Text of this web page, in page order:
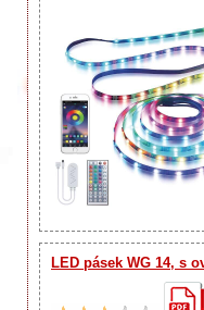
LED pásek WG 14, s